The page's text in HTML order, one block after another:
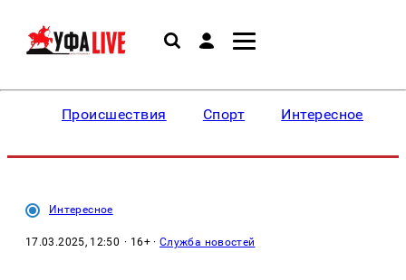
Происшествия Спорт Интересное
Интересное
17.03.2025, 12:50 · 16+ ·Служба новостей